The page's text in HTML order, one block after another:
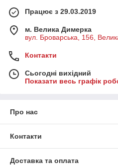
Працює з 29.03.2019
м. Велика Димерка
вул. Броварська, 156,
Контакти
Сьогодні вихідний
Показати весь графік
Про нас
Контакти
Доставка та оплата